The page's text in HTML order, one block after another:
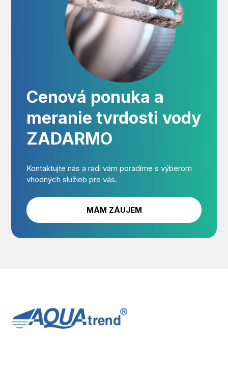
Cenová ponuka a
meranie tvrdosti vody
ZADARMO
Kontaktujte nás a radi vám poradíme s výberom
vhodných služieb pre vás.
MÁM ZÁUJEM